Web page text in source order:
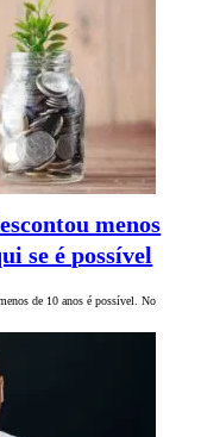
menos
se é possível
de 10 anos é possível. No